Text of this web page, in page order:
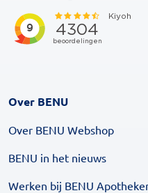
Over BENU
Over BENU Webshop
BENU in het nieuws
Werken bij BENU